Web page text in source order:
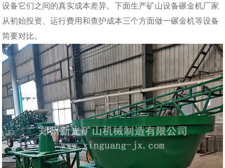
设备它们之间的真实成本差异。下面生产矿山设备碾金机厂家
从初始投资、运行费用和查护成本三个方面做一碾金机等设备
简要对比。